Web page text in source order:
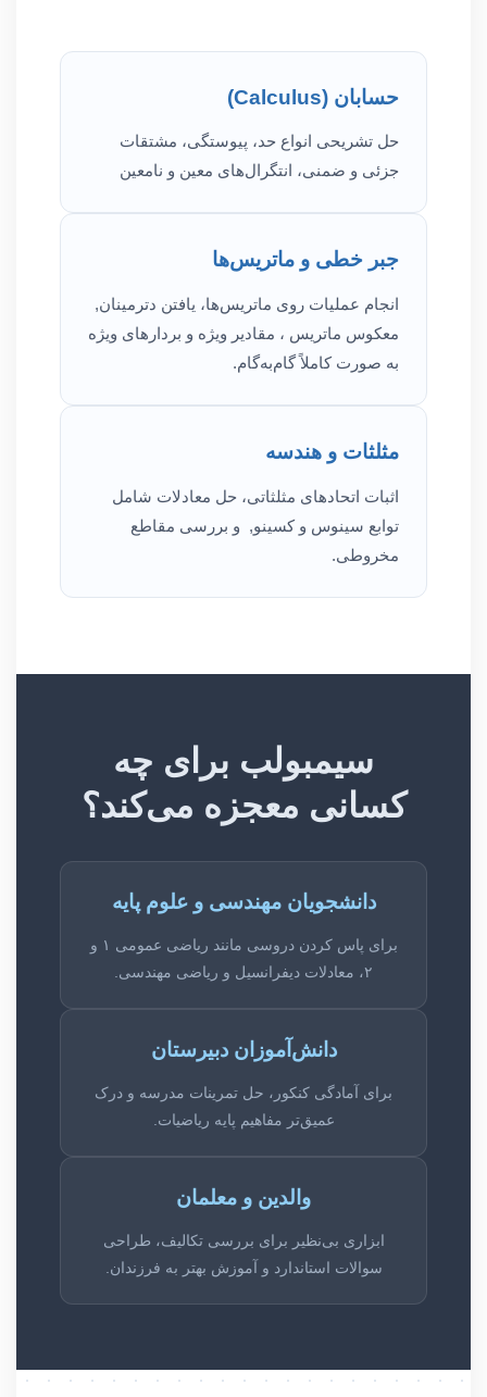
حسابان (Calculus)
حل تشریحی انواع حد، پیوستگی، مشتقات
جزئی و ضمنی، انتگرال‌های معین و نامعین
جبر خطی و ماتریس‌ها
انجام عملیات روی ماتریس‌ها، یافتن دترمینان,
معکوس ماتریس ، مقادیر ویژه و بردارهای ویژه
به صورت کاملاً گام‌به‌گام.
مثلثات و هندسه
اثبات اتحادهای مثلثاتی، حل معادلات شامل
توابع سینوس و کسینو, و بررسی مقاطع
مخروطی.
سیمبولب برای چه
کسانی معجزه می‌کند؟
دانشجویان مهندسی و علوم پایه
برای پاس کردن دروسی مانند ریاضی عمومی ۱ و
۲، معادلات دیفرانسیل و ریاضی مهندسی.
دانش‌آموزان دبیرستان
برای آمادگی کنکور، حل تمرینات مدرسه و درک
عمیق‌تر مفاهیم پایه ریاضیات.
والدین و معلمان
ابزاری بی‌نظیر برای بررسی تکالیف، طراحی
سوالات استاندارد و آموزش بهتر به فرزندان.